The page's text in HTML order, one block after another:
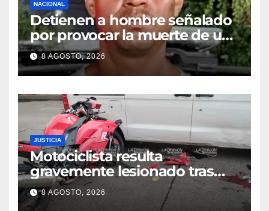
NACIONAL
Detienen a hombre señalado
por provocar la muerte de un
adulto mayor
8 AGOSTO, 2026
JUSTICIA
Motociclista resulta
gravemente lesionado tras
choque en la colonia Ricardo
Flores Magón
8 AGOSTO, 2026